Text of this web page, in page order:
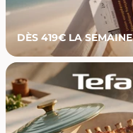
DÈS 419€ LA SEMAINE